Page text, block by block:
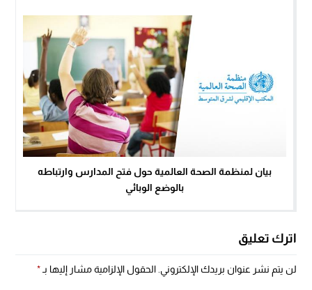
بيان لمنظمة الصحة العالمية حول فتح المدارس وارتباطه
بالوضع الوبائي
اترك تعليق
لن يتم نشر عنوان بريدك الإلكتروني. الحقول الإلزامية مشار إليها بـ*